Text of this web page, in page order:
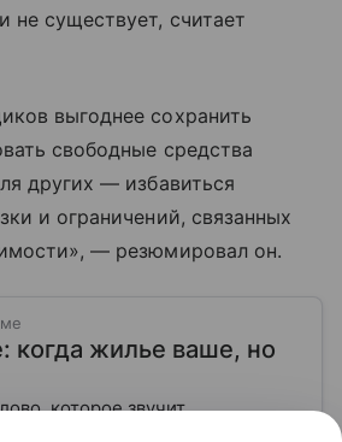
не существует, считает
выгоднее сохранить
свободные средства
других — избавиться
и ограничений, связанных
— резюмировал он.
когда жилье ваше, но
которое звучит